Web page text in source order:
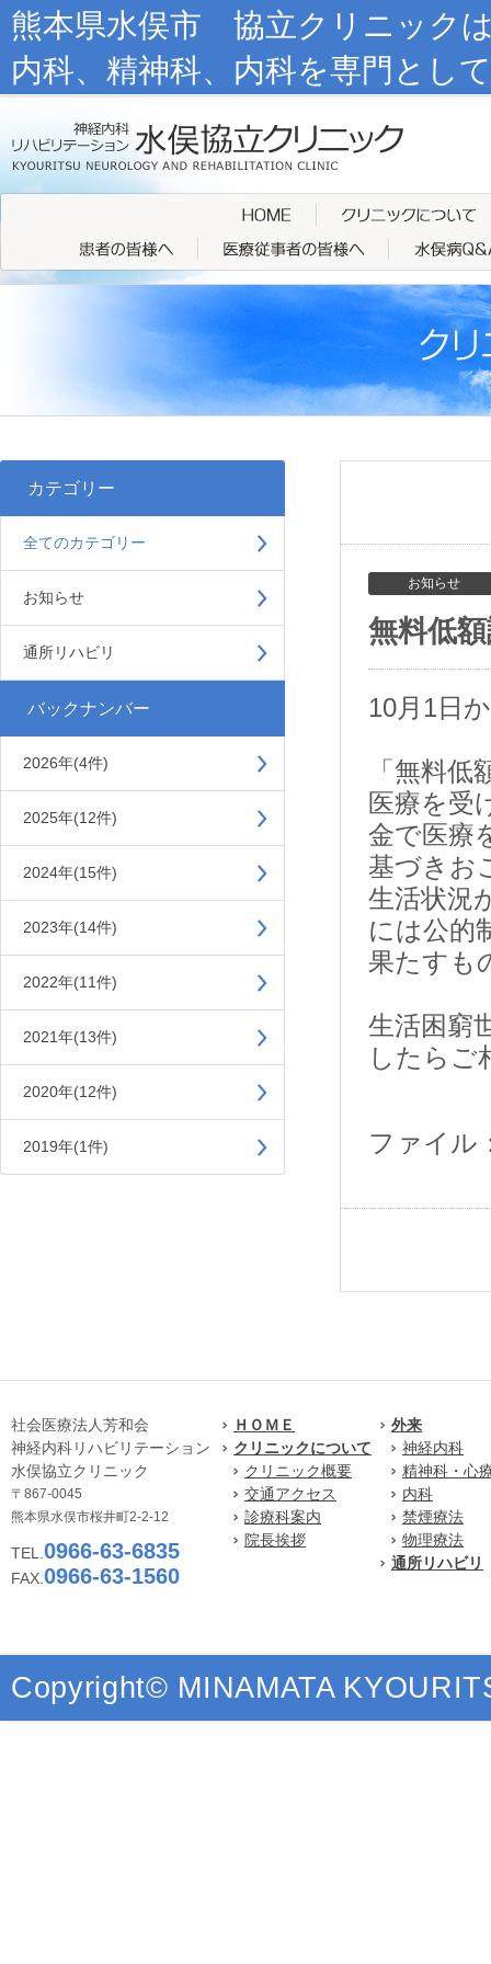
熊本県水俣市 協立クリニック
内科、精神科、内科を専門とし
カテゴリー
全てのカテゴリー
お知らせ
通所リハビリ
バックナンバー
2026年(4件)
2025年(12件)
2024年(15件)
2023年(14件)
2022年(11件)
2021年(13件)
2020年(12件)
2019年(1件)
お知らせ
無料低
10月1日
「無料
医療を受
金で医療
基づきお
生活状況
には公的
果たすも
生活困窮
したらご
ファイル
社会医療法人芳和会
神経内科リハビリテーション
水俣協立クリニック
〒867-0045
熊本県水俣市桜井町2-2-12
TEL. 0966-63-6835
FAX. 0966-63-1560
ＨＯＭＥ
クリニックについて
クリニック概要
交通アクセス
診療科案内
院長挨拶
外来
神経内科
精神科・心
内科
禁煙療法
物理療法
通所リハビリ
Copyright© MINAMATA